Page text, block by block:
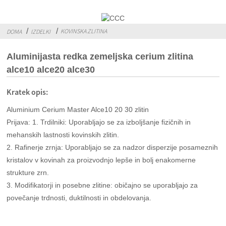
DOMA IZDELKI KOVINSKA ZLITINA
Aluminijasta redka zemeljska cerium zlitina
alce10 alce20 alce30
Kratek opis:
Aluminium Cerium Master Alce10 20 30 zlitin
Prijava: 1. Trdilniki: Uporabljajo se za izboljšanje fizičnih in
mehanskih lastnosti kovinskih zlitin.
2. Rafinerje zrnja: Uporabljajo se za nadzor disperzije posameznih
kristalov v kovinah za proizvodnjo lepše in bolj enakomerne
strukture zrn.
3. Modifikatorji in posebne zlitine: običajno se uporabljajo za
povečanje trdnosti, duktilnosti in obdelovanja.